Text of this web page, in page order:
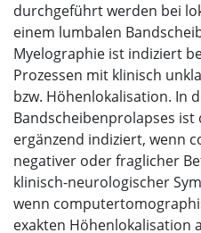
durchgeführt werden bei
einem lumbalen
Myelographie ist indiziert
Prozessen mit klinisch
bzw. Höhenlokalisation. In
Bandscheibenprolapses ist
ergänzend indiziert, wenn
negativer oder fraglicher
klinisch-neurologischer
wenn
exakten Höhenlokalisation